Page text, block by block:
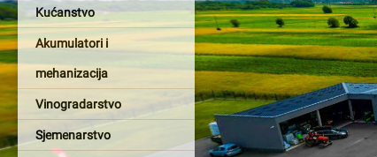
Kućanstvo
Akumulatori i
mehanizacija
Vinogradarstvo
Sjemenarstvo